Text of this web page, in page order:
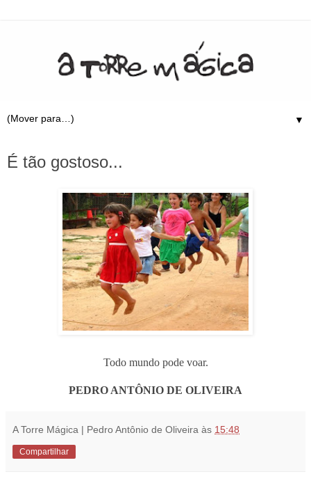
▼
É tão gostoso...
Todo mundo pode voar.
PEDRO ANTÔNIO DE OLIVEIRA
A Torre Mágica | Pedro Antônio de Oliveira às 15:48
Compartilhar